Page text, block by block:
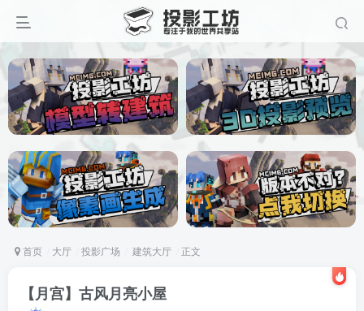
首页 大厅 投影广场 建筑大厅 正文
【月宫】古风月亮小屋